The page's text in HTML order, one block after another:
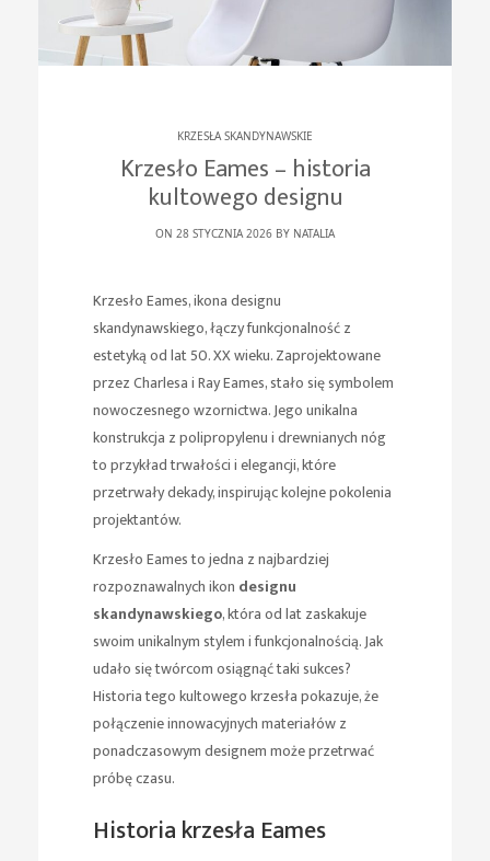
KRZESŁA SKANDYNAWSKIE
Krzesło Eames – historia
kultowego designu
ON 28 STYCZNIA 2026 BY NATALIA
Krzesło Eames, ikona designu
skandynawskiego, łączy funkcjonalność z
estetyką od lat 50. XX wieku. Zaprojektowane
przez Charlesa i Ray Eames, stało się symbolem
nowoczesnego wzornictwa. Jego unikalna
konstrukcja z polipropylenu i drewnianych nóg
to przykład trwałości i elegancji, które
przetrwały dekady, inspirując kolejne pokolenia
projektantów.
Krzesło Eames to jedna z najbardziej
rozpoznawalnych ikon designu
skandynawskiego, która od lat zaskakuje
swoim unikalnym stylem i funkcjonalnością. Jak
udało się twórcom osiągnąć taki sukces?
Historia tego kultowego krzesła pokazuje, że
połączenie innowacyjnych materiałów z
ponadczasowym designem może przetrwać
próbę czasu.
Historia krzesła Eames